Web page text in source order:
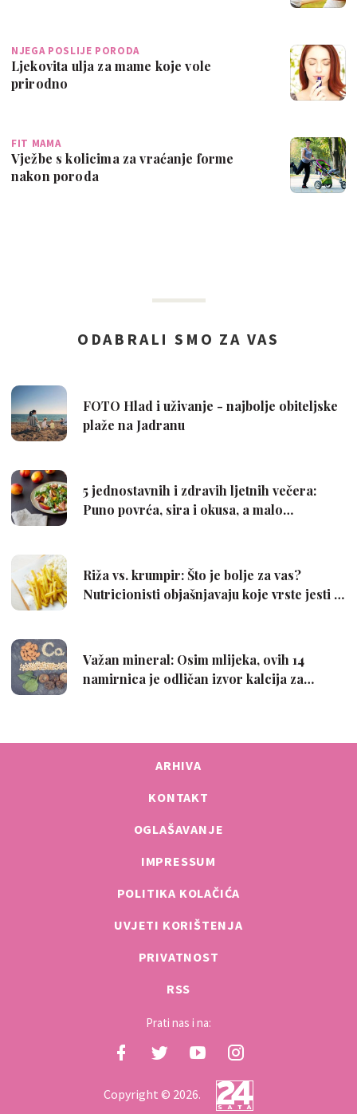
NJEGA POSLIJE PORODA
Ljekovita ulja za mame koje vole
prirodno
FIT MAMA
Vježbe s kolicima za vraćanje forme
nakon poroda
ARHIVA
KONTAKT
OGLAŠAVANJE
IMPRESSUM
POLITIKA KOLAČIĆA
UVJETI KORIŠTENJA
PRIVATNOST
RSS
Prati nas i na:
Copyright © 2026.